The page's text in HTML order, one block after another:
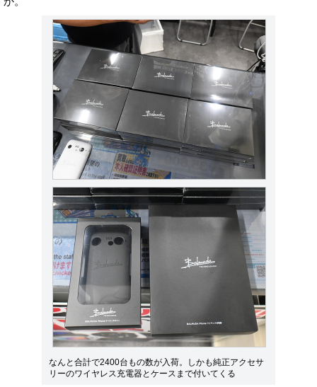
なんと合計で2400台もの数が入荷。しかも純正アクセサ
リーのワイヤレス充電器とケースまで付いてくる